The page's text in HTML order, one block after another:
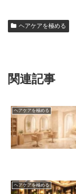
ヘアケアを極める
関連記事
ヘアケアを極める
ヘアケアを極める